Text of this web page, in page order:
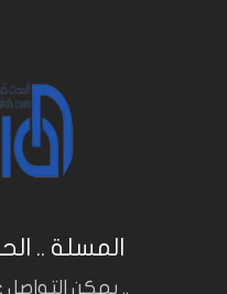
المسلة ..
.. يمكن التواصل